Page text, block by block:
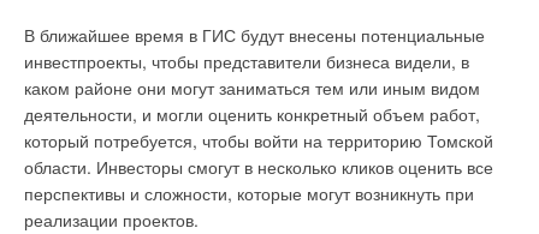
В ближайшее время в ГИС будут внесены потенциальные
инвестпроекты, чтобы представители бизнеса видели, в
каком районе они могут заниматься тем или иным видом
деятельности, и могли оценить конкретный объем работ,
который потребуется, чтобы войти на территорию Томской
области. Инвесторы смогут в несколько кликов оценить все
перспективы и сложности, которые могут возникнуть при
реализации проектов.
обслуживанию и монтажников оборудования Nea, поскольку
при ошибочном введении параметров этого уровня
возможен дискомфорт и разбалансировка системы.
Сервисный уровень
Сервисный уровень дает возможность включения и
отключения, изменения вариантов отображения и